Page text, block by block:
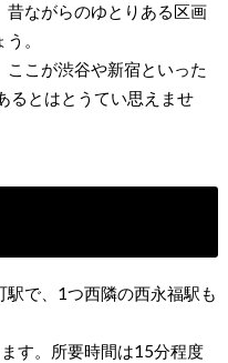
ながらのゆとりある区画
。
こが渋谷や新宿といった
るとはとうてい思えませ
で、1つ西隣の西永福駅も
す。所要時間は15分程度